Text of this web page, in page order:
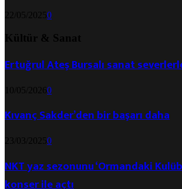
22/05/20250
Kültür & Sanat
Ertuğrul Ateş Bursalı sanat
10/05/20260
Kıvanç Sakder’den bir başarı daha
23/03/20250
NKT yaz sezonunu ‘Ormandaki
konser ile açtı